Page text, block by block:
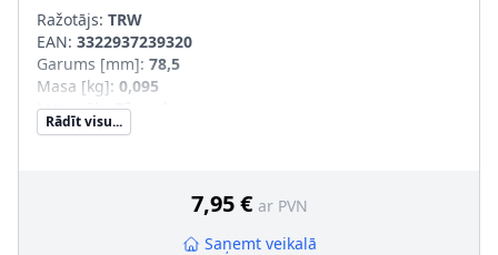
Ražotājs: TRW
EAN: 3322937239320
Garums [mm]: 78,5
Masa [kg]: 0,095
Materiāls:Tērauds
Iekšējais diametrs [mm]
Informācija nav pieejama, lūdzu, griezieties pie
Rādīt visu...
7,95 € ar PVN
Saņemt veikalā